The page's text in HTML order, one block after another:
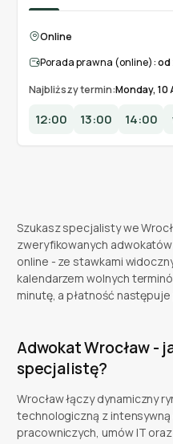
Online
Porada prawna (online):od
Najbliższy termin:Monday,
12:00 13:00 14:00
Szukasz specjalisty we
zweryfikowanych
online - ze stawkami
kalendarzem wolnych
minutę, a płatność
Adwokat Wrocław -
specjalistę?
Wrocław łączy dynamiczny
technologiczną z
pracowniczych, umów IT